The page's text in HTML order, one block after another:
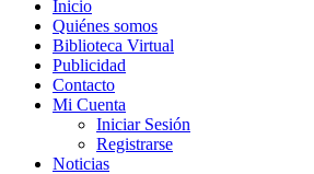
Inicio
Quiénes somos
Biblioteca Virtual
Publicidad
Contacto
Mi Cuenta
Iniciar Sesión
Registrarse
Noticias